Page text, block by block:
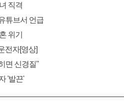
직격
튜브서 언급
위기
전자[영상]
면 신경질"
'발끈'